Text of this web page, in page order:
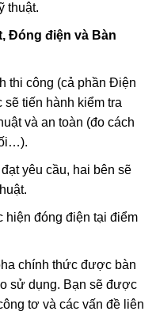
thuật.
Đóng điện và Bàn
thi công (cả phần Điện
tiến hành kiểm tra
và an toàn (đo cách
yêu cầu, hai bên sẽ
đóng điện tại điểm
chính thức được bàn
sử dụng. Bạn sẽ được
tơ và các vấn đề liên